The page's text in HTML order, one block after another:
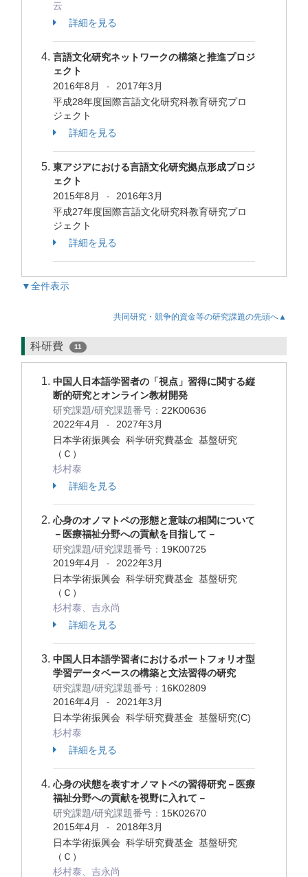
云
詳細を見る
言語文化研究ネットワークの構築と推進プロジ
ェクト
2016年8月
-
2017年3月
平成28年度国際言語文化研究科教育研究プロ
ジェクト
詳細を見る
東アジアにおける言語文化研究拠点形成プロジ
ェクト
2015年8月
-
2016年3月
平成27年度国際言語文化研究科教育研究プロ
ジェクト
詳細を見る
▼全件表示
共同研究・競争的資金等の研究課題の先頭へ▲
科研費 11
中国人日本語学習者の「視点」習得に関する縦
断的研究とオンライン教材開発
研究課題/研究課題番号： 22K00636
2022年4月
-
2027年3月
日本学術振興会 科学研究費基金 基盤研究
（Ｃ）
杉村泰
詳細を見る
心身のオノマトペの形態と意味の相関について
－医療福祉分野への貢献を目指して－
研究課題/研究課題番号： 19K00725
2019年4月
-
2022年3月
日本学術振興会 科学研究費基金 基盤研究
（Ｃ）
杉村泰、吉永尚
詳細を見る
中国人日本語学習者におけるポートフォリオ型
学習データベースの構築と文法習得の研究
研究課題/研究課題番号： 16K02809
2016年4月
-
2021年3月
日本学術振興会 科学研究費基金 基盤研究(C)
杉村泰
詳細を見る
心身の状態を表すオノマトペの習得研究－医療
福祉分野への貢献を視野に入れて－
研究課題/研究課題番号： 15K02670
2015年4月
-
2018年3月
日本学術振興会 科学研究費基金 基盤研究
（Ｃ）
杉村泰、吉永尚